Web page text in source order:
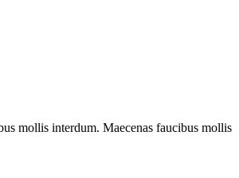
mollis interdum. Maecenas faucibus mollis